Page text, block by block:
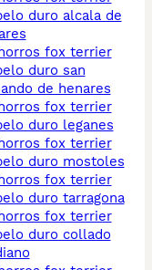
duro alcala de
duro san
de henares
duro leganes
duro mostoles
duro tarragona
duro collado